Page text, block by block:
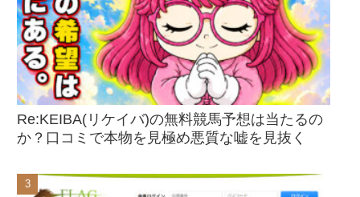
Re:KEIBA(リケイバ)の無料競馬予想は当たるの
か？口コミで本物を見極め悪質な嘘を見抜く